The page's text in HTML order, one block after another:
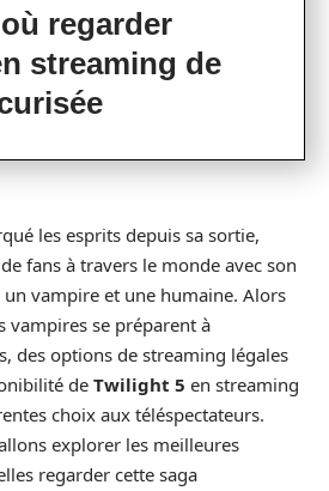
regarder
streaming de
les esprits depuis sa sortie,
fans à travers le monde avec son
un vampire et une humaine. Alors
vampires se préparent à
des options de streaming légales
de Twilight 5 en streaming
choix aux téléspectateurs.
explorer les meilleures
regarder cette saga